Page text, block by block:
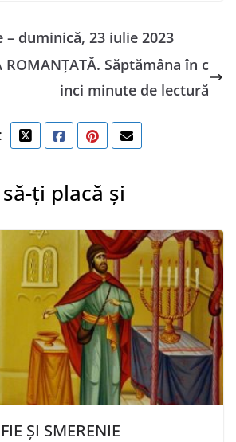
– duminică, 23 iulie 2023
ROMANȚATĂ. Săptămâna în c
inci minute de lectură
ți placă și
ȘI SMERENIE